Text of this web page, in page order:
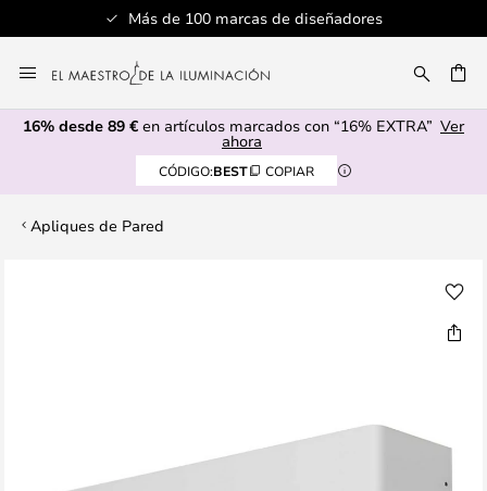
Más de 100 marcas de diseñadores
al
contenido
16% desde 89 € en artículos marcados con “16% EXTRA” Ver
ahora
CÓDIGO:BEST COPIAR
Apliques de Pared